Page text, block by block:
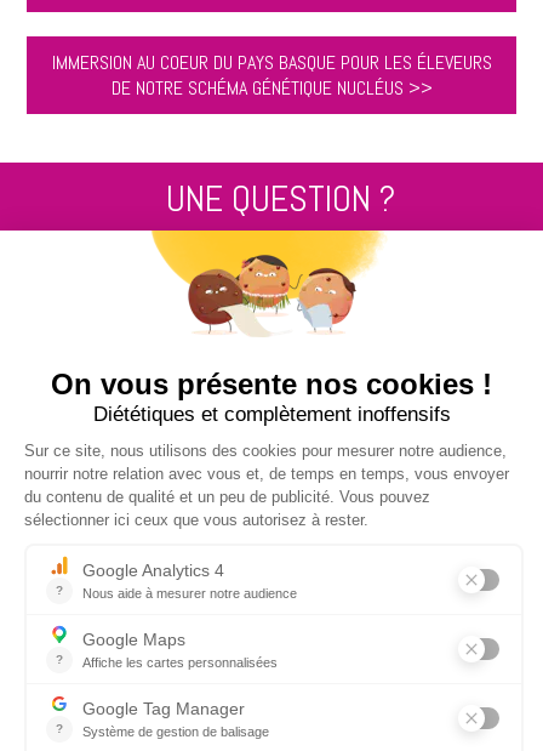
IMMERSION AU COEUR DU PAYS BASQUE POUR LES ÉLEVEURS
DE NOTRE SCHÉMA GÉNÉTIQUE NUCLÉUS >>
UNE QUESTION ?
Contactez nous au +33 2 99 14 64 81
ENVOYEZ-NOUS UN MESSAGE !
NUCLEUS - S.A.S.
7, rue des Orchidées Le Bourg Nouveau
FR35650 LE RHEU - FRANCE
+33 2 99 14 64 81
ABONNEZ-VOUS À NOTRE NEWSLETTER
S'INSCRIRE
RÉSEAUX SOCIAUX